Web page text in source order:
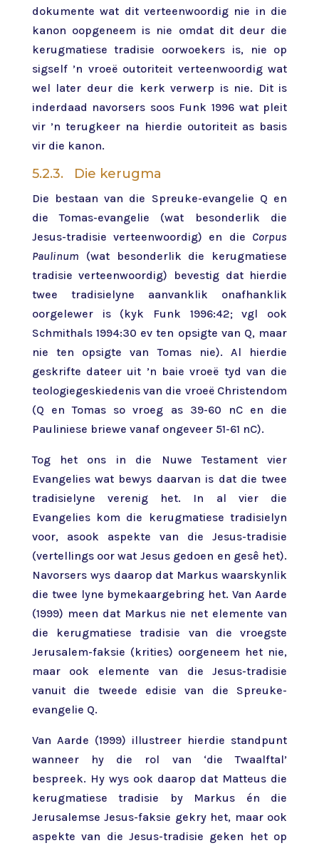
dokumente wat dit verteenwoordig nie in die
kanon oopgeneem is nie omdat dit deur die
kerugmatiese tradisie oorwoekers is, nie op
sigself ’n vroeë outoriteit verteenwoordig wat
wel later deur die kerk verwerp is nie. Dit is
inderdaad navorsers soos Funk 1996 wat pleit
vir ’n terugkeer na hierdie outoriteit as basis
vir die kanon.
5.2.3. Die kerugma
Die bestaan van die Spreuke-evangelie Q en
die Tomas-evangelie (wat besonderlik die
Jesus-tradisie verteenwoordig) en die Corpus
Paulinum (wat besonderlik die kerugmatiese
tradisie verteenwoordig) bevestig dat hierdie
twee tradisielyne aanvanklik onafhanklik
oorgelewer is (kyk Funk 1996:42; vgl ook
Schmithals 1994:30 ev ten opsigte van Q, maar
nie ten opsigte van Tomas nie). Al hierdie
geskrifte dateer uit ’n baie vroeë tyd van die
teologiegeskiedenis van die vroeë Christendom
(Q en Tomas so vroeg as 39-60 nC en die
Pauliniese briewe vanaf ongeveer 51-61 nC).
Tog het ons in die Nuwe Testament vier
Evangelies wat bewys daarvan is dat die twee
tradisielyne verenig het. In al vier die
Evangelies kom die kerugmatiese tradisielyn
voor, asook aspekte van die Jesus-tradisie
(vertellings oor wat Jesus gedoen en gesê het).
Navorsers wys daarop dat Markus waarskynlik
die twee lyne bymekaargebring het. Van Aarde
(1999) meen dat Markus nie net elemente van
die kerugmatiese tradisie van die vroegste
Jerusalem-faksie (krities) oorgeneem het nie,
maar ook elemente van die Jesus-tradisie
vanuit die tweede edisie van die Spreuke-
evangelie Q.
Van Aarde (1999) illustreer hierdie standpunt
wanneer hy die rol van ‘die Twaalftal’
bespreek. Hy wys ook daarop dat Matteus die
kerugmatiese tradisie by Markus én die
Jerusalemse Jesus-faksie gekry het, maar ook
aspekte van die Jesus-tradisie geken het op